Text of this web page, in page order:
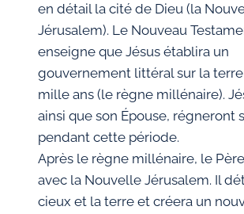
en détail la cité de Dieu (la
Jérusalem). Le Nouveau
enseigne que Jésus établira un
gouvernement littéral sur la
mille ans (le règne millénaire).
ainsi que son Épouse, régneront
pendant cette période.
Après le règne millénaire, le
avec la Nouvelle Jérusalem. Il
cieux et la terre et créera un